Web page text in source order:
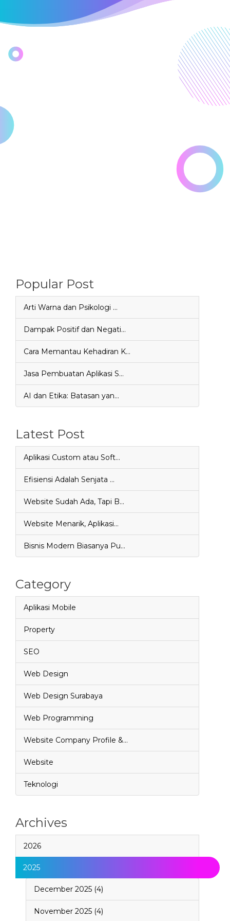
Popular Post
Arti Warna dan Psikologi …
Dampak Positif dan Negati…
Cara Memantau Kehadiran K…
Jasa Pembuatan Aplikasi S…
AI dan Etika: Batasan yan…
Latest Post
Aplikasi Custom atau Soft…
Efisiensi Adalah Senjata …
Website Sudah Ada, Tapi B…
Website Menarik, Aplikasi…
Bisnis Modern Biasanya Pu…
Category
Aplikasi Mobile
Property
SEO
Web Design
Web Design Surabaya
Web Programming
Website Company Profile &…
Website
Teknologi
Archives
2026
2025
December 2025 (4)
November 2025 (4)